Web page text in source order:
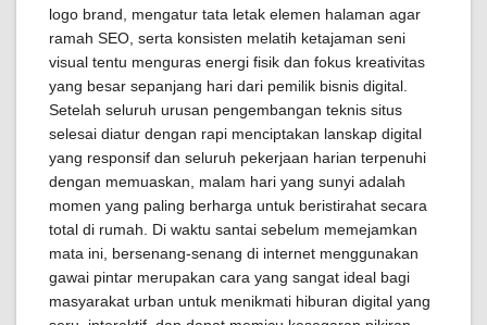
logo brand, mengatur tata letak elemen halaman agar
ramah SEO, serta konsisten melatih ketajaman seni
visual tentu menguras energi fisik dan fokus kreativitas
yang besar sepanjang hari dari pemilik bisnis digital.
Setelah seluruh urusan pengembangan teknis situs
selesai diatur dengan rapi menciptakan lanskap digital
yang responsif dan seluruh pekerjaan harian terpenuhi
dengan memuaskan, malam hari yang sunyi adalah
momen yang paling berharga untuk beristirahat secara
total di rumah. Di waktu santai sebelum memejamkan
mata ini, bersenang-senang di internet menggunakan
gawai pintar merupakan cara yang sangat ideal bagi
masyarakat urban untuk menikmati hiburan digital yang